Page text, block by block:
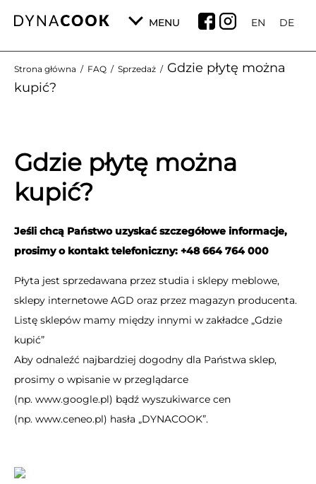
MENU EN DE
Strona główna / FAQ / Sprzedaż / Gdzie płytę można
kupić?
Gdzie płytę można
kupić?
Jeśli chcą Państwo uzyskać szczegółowe informacje,
prosimy o kontakt telefoniczny: +48 664 764 000
Płyta jest sprzedawana przez studia i sklepy meblowe,
sklepy internetowe AGD oraz przez magazyn producenta.
Listę sklepów mamy między innymi w zakładce „Gdzie
kupić”
Aby odnaleźć najbardziej dogodny dla Państwa sklep,
prosimy o wpisanie w przeglądarce
(np. www.google.pl) bądź wyszukiwarce cen
(np. www.ceneo.pl) hasła „DYNACOOK”.